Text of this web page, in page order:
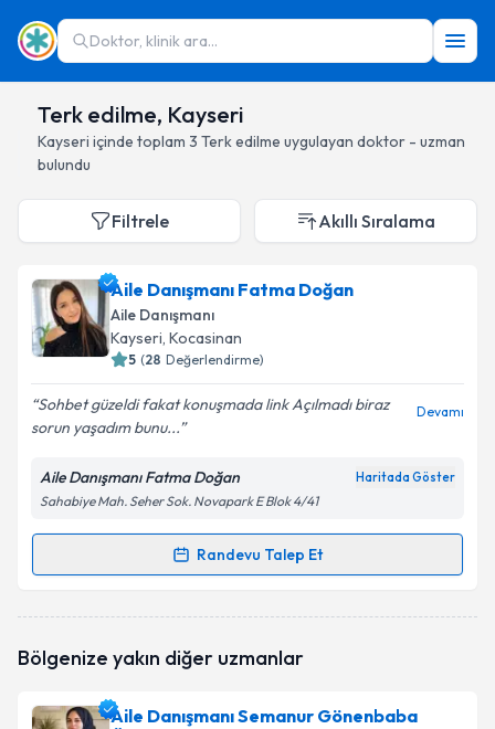
Doktor, klinik ara...
Terk edilme, Kayseri
Kayseri içinde toplam 3 Terk edilme uygulayan doktor - uzman
bulundu
Filtrele Akıllı Sıralama
Aile Danışmanı Fatma Doğan
Aile Danışmanı
Kayseri, Kocasinan
5 (28 Değerlendirme)
Sohbet güzeldi fakat konuşmada link Açılmadı biraz
sorun yaşadım bunu...
Devamı
Aile Danışmanı Fatma Doğan Haritada Göster
Sahabiye Mah. Seher Sok. Novapark E Blok 4/41
Randevu Talep Et
Randevu Takvimi Talebi
talebi oluşturun. Size bu uzmandan randevu almanız
bilgilendireceğiz.
Bölgenize yakın diğer uzmanlar
Aile Danışmanı Semanur Gönenbaba